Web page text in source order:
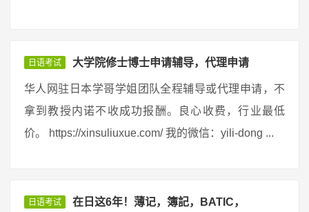
日语考试 大学院修士博士申请辅导，代理申请
华人网驻日本学哥学姐团队全程辅导或代理申请，不
拿到教授内诺不收成功报酬。良心收费，行业最低
价。 https://xinsuliuxue.com/ 我的微信：yili-dong ...
日语考试
在日这6年！薄记，簿記，BATIC，